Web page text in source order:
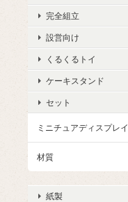
完全組立
設営向け
くるくるトイ
ケーキスタンド
セット
ミニチュアディスプレイ
材質
紙製